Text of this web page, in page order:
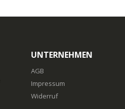
UNTERNEHMEN
AGB
Impressum
Widerruf